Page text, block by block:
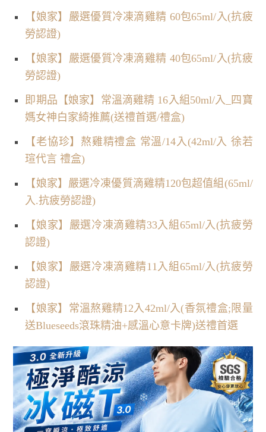
【娘家】嚴選優質冷凍滴雞精 60包65ml/入(抗疲
勞認證)
【娘家】嚴選優質冷凍滴雞精 40包65ml/入(抗疲
勞認證)
即期品【娘家】常溫滴雞精 16入組50ml/入_四寶
媽女神白家綺推薦(送禮首選/禮盒)
【老協珍】熬雞精禮盒 常溫/14入(42ml/入 徐若
瑄代言 禮盒)
【娘家】嚴選冷凍優質滴雞精120包超值組(65ml/
入.抗疲勞認證)
【娘家】嚴選冷凍滴雞精33入組65ml/入(抗疲勞
認證)
【娘家】嚴選冷凍滴雞精11入組65ml/入(抗疲勞
認證)
【娘家】常溫熬雞精12入42ml/入(香氛禮盒;限量
送Blueseeds滾珠精油+感溫心意卡牌)送禮首選